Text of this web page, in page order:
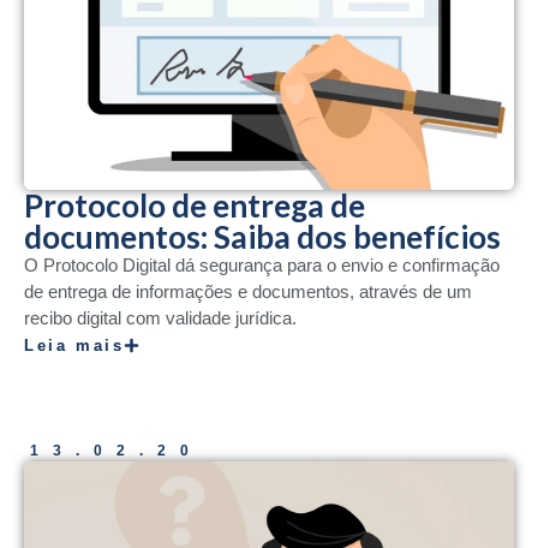
Protocolo de entrega de
documentos: Saiba dos benefícios
O Protocolo Digital dá segurança para o envio e confirmação
de entrega de informações e documentos, através de um
recibo digital com validade jurídica.
Leia mais
13.02.20